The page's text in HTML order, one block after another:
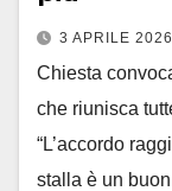
3 APRILE 2026
Chiesta
che riunisca
“L’accordo
stalla è un